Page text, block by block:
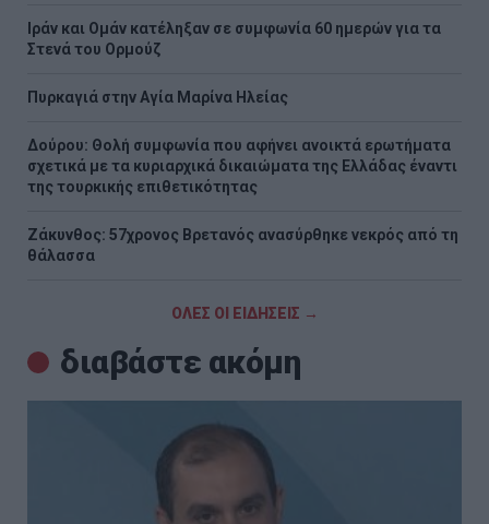
Ιράν και Ομάν κατέληξαν σε συμφωνία 60 ημερών για τα
Στενά του Ορμούζ
Πυρκαγιά στην Aγία Μαρίνα Ηλείας
Δούρου: Θολή συμφωνία που αφήνει ανοικτά ερωτήματα
σχετικά με τα κυριαρχικά δικαιώματα της Ελλάδας έναντι
της τουρκικής επιθετικότητας
Ζάκυνθος: 57χρονος Βρετανός ανασύρθηκε νεκρός από τη
θάλασσα
ΟΛΕΣ ΟΙ ΕΙΔΗΣΕΙΣ →
διαβάστε ακόμη